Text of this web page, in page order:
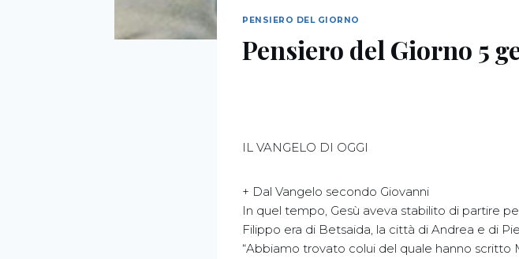
PENSIERO DEL GIORNO
Pensiero del Giorno 5
IL VANGELO DI OGGI
+ Dal Vangelo secondo Giovanni
In quel tempo, Gesù aveva stabilito di partire
Filippo era di Betsaida, la città di Andrea e di
“Abbiamo trovato colui del quale hanno scritto